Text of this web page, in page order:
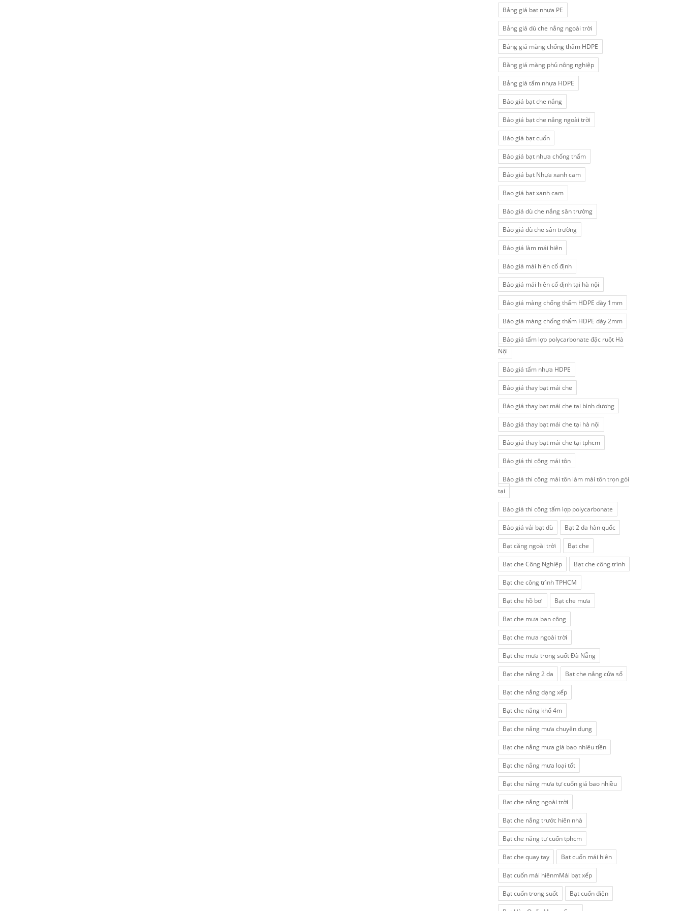
Bảng giá bạt nhựa PE
Bảng giá dù che nắng ngoài trời
Bảng giá màng chống thấm HDPE
Bằng giá màng phủ nông nghiệp
Bảng giá tấm nhựa HDPE
Báo giá bạt che nắng
Báo giá bạt che nắng ngoài trời
Báo giá bạt cuốn
Báo giá bạt nhựa chống thấm
Báo giá bạt Nhựa xanh cam
Bao giá bạt xanh cam
Báo giá dù che nắng sân trường
Báo giá dù che sân trường
Báo giá làm mái hiên
Báo giá mái hiên cố định
Báo giá mái hiên cố định tại hà nội
Báo giá màng chống thấm HDPE dày 1mm
Báo giá màng chống thấm HDPE dày 2mm
Báo giá tấm lợp polycarbonate đặc ruột Hà
Nội
Báo giá tấm nhựa HDPE
Báo giá thay bạt mái che
Báo giá thay bạt mái che tại bình dương
Báo giá thay bạt mái che tại hà nội
Báo giá thay bạt mái che tại tphcm
Báo giá thi công mái tôn
Báo giá thi công mái tôn làm mái tôn trọn gói
tại
Báo giá thi công tấm lợp polycarbonate
Báo giá vải bạt dù Bạt 2 da hàn quốc
Bạt căng ngoài trời Bạt che
Bạt che Công Nghiệp Bạt che công trình
Bạt che công trình TPHCM
Bạt che hồ bơi Bạt che mưa
Bạt che mưa ban công
Bạt che mưa ngoài trời
Bạt che mưa trong suốt Đà Nẵng
Bạt che nắng 2 da Bạt che nắng cửa sổ
Bạt che nắng dạng xếp
Bạt che nắng khổ 4m
Bạt che nắng mưa chuyên dụng
Bạt che nắng mưa giá bao nhiêu tiền
Bạt che nắng mưa loại tốt
Bạt che nắng mưa tự cuốn giá bao nhiều
Bạt che nắng ngoài trời
Bạt che nắng trước hiên nhà
Bạt che nắng tự cuốn tphcm
Bạt che quay tay Bạt cuốn mái hiên
Bạt cuốn mái hiênmMái bạt xếp
Bạt cuốn trong suốt Bạt cuốn điện